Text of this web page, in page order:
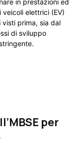
in prestazioni ed
elettrici (EV)
prima, sia dal
di sviluppo
per